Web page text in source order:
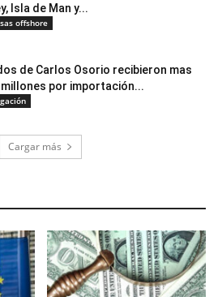
Isla de Man y...
offshore
de Carlos Osorio recibieron mas
millones por importación...
Cargar más